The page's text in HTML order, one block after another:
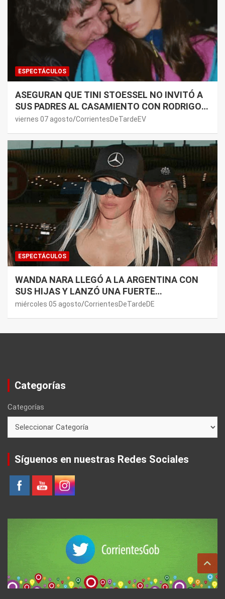
ESPECTÁCULOS
ASEGURAN QUE TINI STOESSEL NO INVITÓ A
SUS PADRES AL CASAMIENTO CON RODRIGO
DE PAUL: LOS MOTIVOS
viernes 07 agosto CorrientesDeTardeEV
ESPECTÁCULOS
WANDA NARA LLEGÓ A LA ARGENTINA CON
SUS HIJAS Y LANZÓ UNA FUERTE
PREMONICIÓN SOBRE MAURO ICARDI
miércoles 05 agosto CorrientesDeTardeDE
Categorías
Categorías
Síguenos en nuestras Redes Sociales